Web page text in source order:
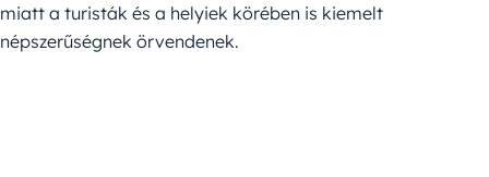
miatt a turisták és a helyiek körében is kiemelt
népszerűségnek örvendenek.